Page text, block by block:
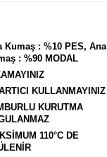
Kumaş : %10 PES, Ana
: %90 MODAL
KULLANMAYINIZ
KURUTMA
110°C DE